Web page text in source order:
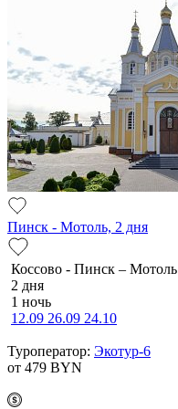
Пинск - Мотоль, 2 дня
Коссово - Пинск – Мотоль
2 дня
1 ночь
12.09 26.09 24.10
Туроператор: Экотур-6
от 479 BYN